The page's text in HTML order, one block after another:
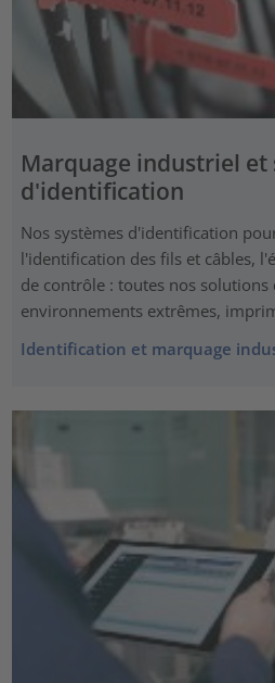
Marquage industriel et
d'identification
Nos systèmes d'identification
l'identification des fils et câbles,
de contrôle : toutes nos
environnements extrêmes,
Identification et marquage